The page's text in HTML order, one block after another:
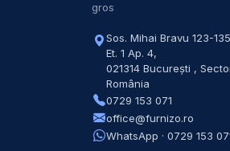
gros
Sos. Mihai Bravu 123-135
Et. 1 Ap. 4,
021314 București ,
România
0729 153 071
office@furnizo.ro
WhatsApp · 0729 153